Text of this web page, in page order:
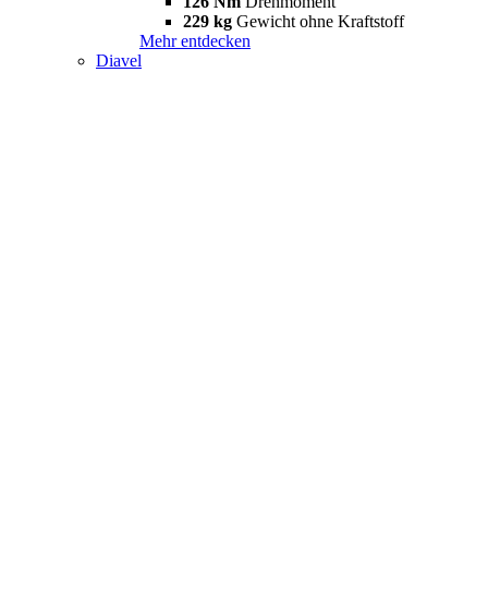
229 kg Gewicht ohne Kraftstoff
Mehr entdecken
Diavel